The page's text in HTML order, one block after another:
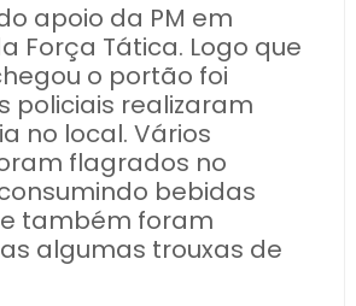
apoio da PM em
Força Tática. Logo que
o portão foi
policiais realizaram
no local. Vários
flagrados no
bebidas
também foram
algumas trouxas de